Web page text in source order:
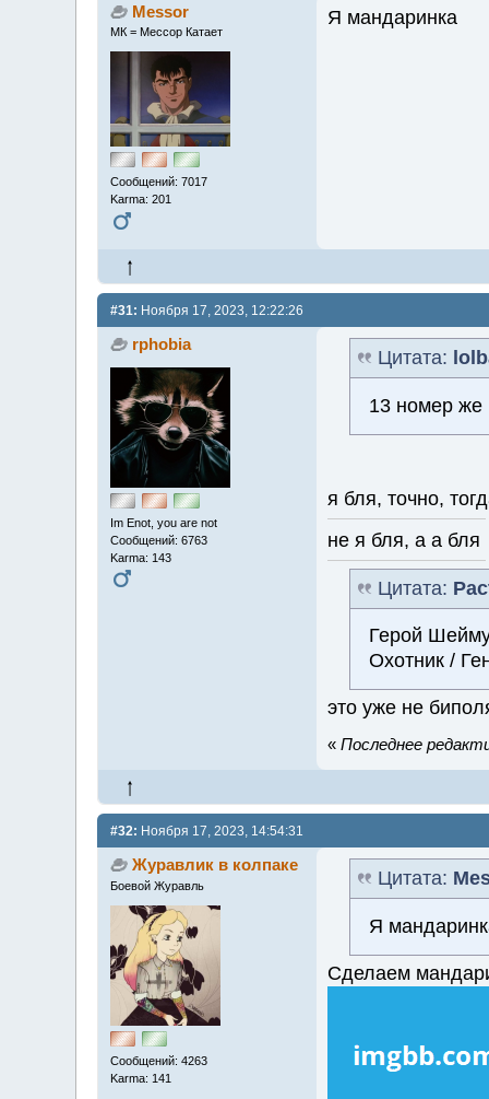
Messor
МК = Мессор Катает
Сообщений: 7017
Karma: 201
Я мандаринка
#31: Ноября 17, 2023, 12:22:26
rphobia
Im Enot, you are not
Сообщений: 6763
Karma: 143
Цитата:
13 номер же
я бля, точно,
не я бля, а а
Цитата:
Герой
Охотник /
это уже не
« Последнее
#32: Ноября 17, 2023, 14:54:31
Журавлик в колпаке
Боевой Журавль
Сообщений: 4263
Karma: 141
Цитата:
Я
Сделаем